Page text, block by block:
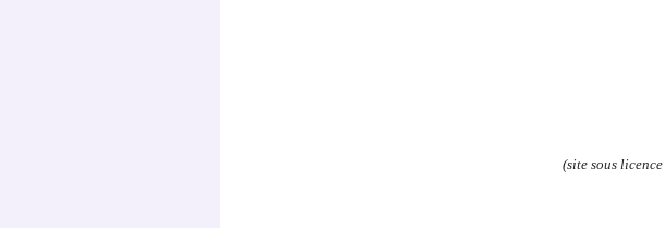
(site sous licence